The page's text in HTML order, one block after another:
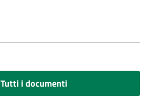
Tutti i documenti